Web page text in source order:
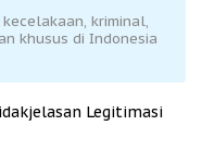
kriminal,
khusus di Indonesia
Legitimasi